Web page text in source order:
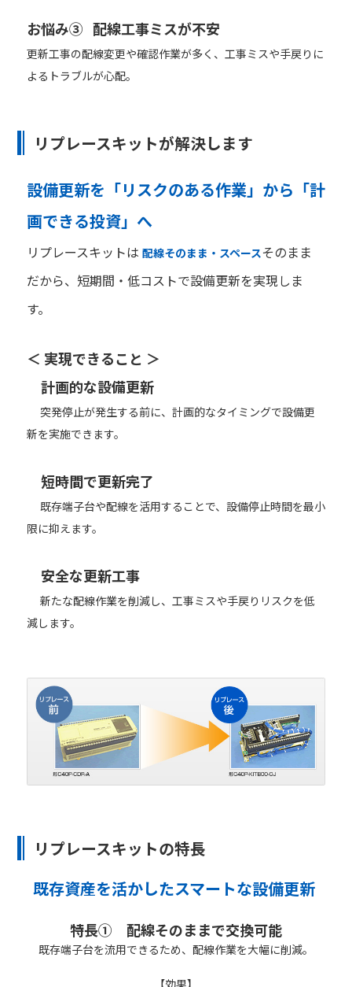
お悩み③ 配線工事ミスが不安
更新工事の配線変更や確認作業が多く、工事ミスや手戻りに
よるトラブルが心配。
リプレースキットが解決します
設備更新を「リスクのある作業」から「計
画できる投資」へ
リプレースキットは 配線そのまま・スペースそのまま
だから、短期間・低コストで設備更新を実現しま
す。
＜ 実現できること ＞
計画的な設備更新
突発停止が発生する前に、計画的なタイミングで設備更
新を実施できます。
短時間で更新完了
既存端子台や配線を活用することで、設備停止時間を最小
限に抑えます。
安全な更新工事
新たな配線作業を削減し、工事ミスや手戻りリスクを低
減します。
リプレースキットの特長
既存資産を活かしたスマートな設備更新
特長① 配線そのままで交換可能
既存端子台を流用できるため、配線作業を大幅に削減。
【効果】